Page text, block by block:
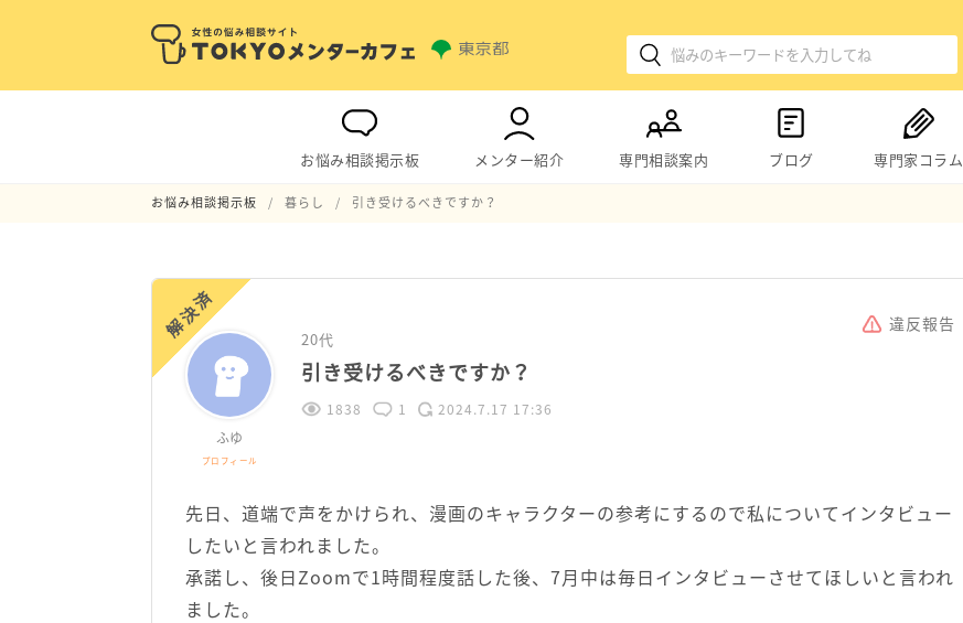
お悩み相談掲示板 メンター紹介 専門相談案内 ブログ 専門家コラム
お悩み相談掲示板 暮らし 引き受けるべきですか？
解決済 違反報告
ふゆ
プロフィール
20代
引き受けるべきですか？
1838 1 2024.7.17 17:36
先日、道端で声をかけられ、漫画のキャラクターの参考にするので私についてインタビュー
したいと言われました。
承諾し、後日Zoomで1時間程度話した後、7月中は毎日インタビューさせてほしいと言われ
ました。